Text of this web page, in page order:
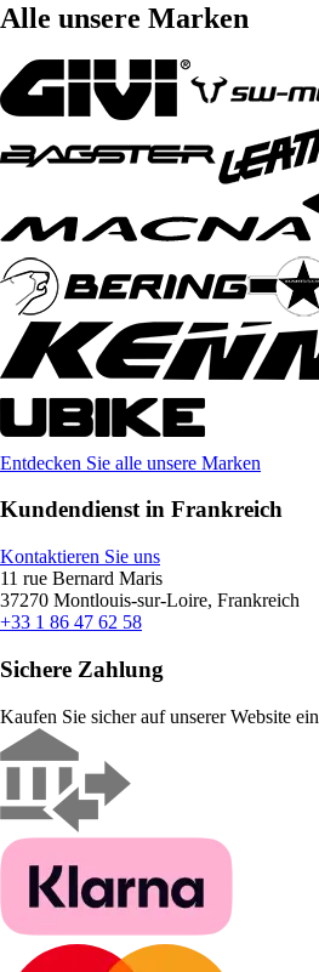
Alle unsere Marken
Entdecken Sie alle unsere Marken
Kundendienst in Frankreich
Kontaktieren Sie uns
11 rue Bernard Maris
37270 Montlouis-sur-Loire, Frankreich
+33 1 86 47 62 58
Sichere Zahlung
Kaufen Sie sicher auf unserer Website ein